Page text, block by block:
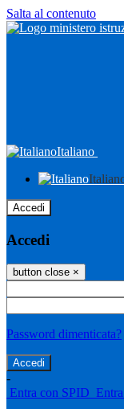
Salta al contenuto
Italiano
Accedi
Accedi
button close ×
Password dimenticata?
-
Entra con SPID